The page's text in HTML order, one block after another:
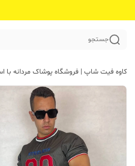
جستجو
کاوه فیت شاپ | فروشگاه پوشاک مردانه با